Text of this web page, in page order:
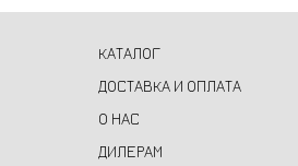
КАТАЛОГ
ДОСТАВКА И ОПЛАТА
О НАС
ДИЛЕРАМ